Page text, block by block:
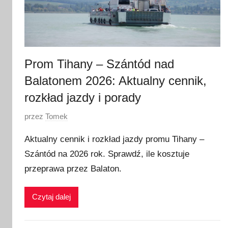
Prom Tihany – Szántód nad
Balatonem 2026: Aktualny cennik,
rozkład jazdy i porady
O
u
b
l
o
przez Tomek
Aktualny cennik i rozkład jazdy promu Tihany –
Szántód na 2026 rok. Sprawdź, ile kosztuje
przeprawa przez Balaton.
Czytaj dalej